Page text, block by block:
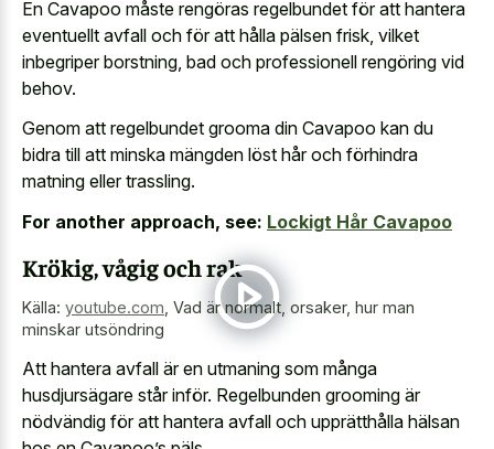
En Cavapoo måste rengöras regelbundet för att hantera
eventuellt avfall och för att hålla pälsen frisk, vilket
inbegriper borstning, bad och professionell rengöring vid
behov.
Genom att regelbundet grooma din Cavapoo kan du
bidra till att minska mängden löst hår och förhindra
matning eller trassling.
For another approach, see: Lockigt Hår Cavapoo
Krökig, vågig och rak
Källa: youtube.com Vad är normalt, orsaker, hur man
minskar utsöndring
Att hantera avfall är en utmaning som många
husdjursägare står inför. Regelbunden grooming är
nödvändig för att hantera avfall och upprätthålla hälsan